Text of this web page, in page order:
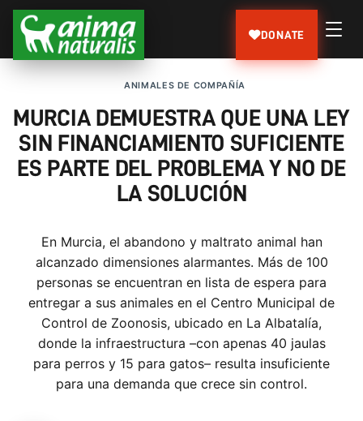
DONATE
ANIMALES DE COMPAÑÍA
MURCIA DEMUESTRA QUE UNA LEY
SIN FINANCIAMIENTO SUFICIENTE
ES PARTE DEL PROBLEMA Y NO DE
LA SOLUCIÓN
En Murcia, el abandono y maltrato animal han
alcanzado dimensiones alarmantes. Más de 100
personas se encuentran en lista de espera para
entregar a sus animales en el Centro Municipal de
Control de Zoonosis, ubicado en La Albatalía,
donde la infraestructura –con apenas 40 jaulas
para perros y 15 para gatos– resulta insuficiente
para una demanda que crece sin control.